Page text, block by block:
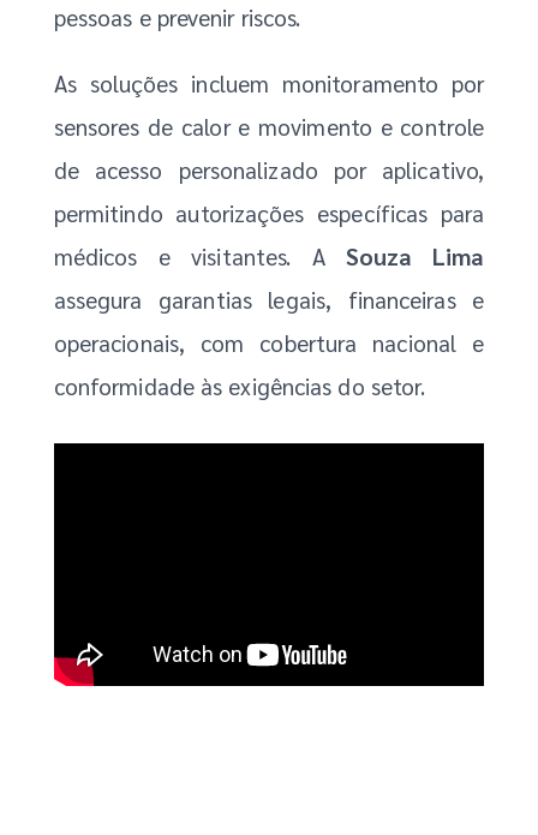
pessoas e prevenir riscos.
As soluções incluem monitoramento por
sensores de calor e movimento e controle
de acesso personalizado por aplicativo,
permitindo autorizações específicas para
médicos e visitantes. A Souza Lima
assegura garantias legais, financeiras e
operacionais, com cobertura nacional e
conformidade às exigências do setor.